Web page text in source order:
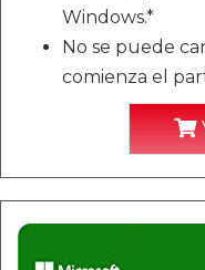
Windows.*
No se puede
comienza el